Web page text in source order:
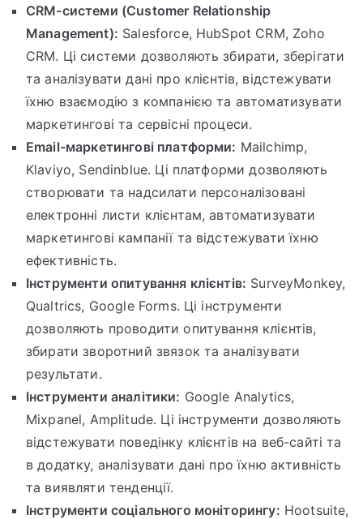
CRM-системи (Customer Relationship
Management): Salesforce, HubSpot CRM, Zoho
CRM. Ці системи дозволяють збирати, зберігати
та аналізувати дані про клієнтів, відстежувати
їхню взаємодію з компанією та автоматизувати
маркетингові та сервісні процеси.
Email-маркетингові платформи: Mailchimp,
Klaviyo, Sendinblue. Ці платформи дозволяють
створювати та надсилати персоналізовані
електронні листи клієнтам, автоматизувати
маркетингові кампанії та відстежувати їхню
ефективність.
Інструменти опитування клієнтів: SurveyMonkey,
Qualtrics, Google Forms. Ці інструменти
дозволяють проводити опитування клієнтів,
збирати зворотний звязок та аналізувати
результати.
Інструменти аналітики: Google Analytics,
Mixpanel, Amplitude. Ці інструменти дозволяють
відстежувати поведінку клієнтів на веб-сайті та
в додатку, аналізувати дані про їхню активність
та виявляти тенденції.
Інструменти соціального моніторингу: Hootsuite,